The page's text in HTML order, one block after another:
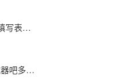
写表格
吧多个